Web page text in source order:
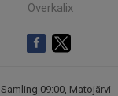
Överkalix
Samling 09:00, Matojärvi